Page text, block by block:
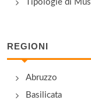
1985)
via Albicini
Museo
Tipologie di
REGIONI
Abruzzo
Basilicata